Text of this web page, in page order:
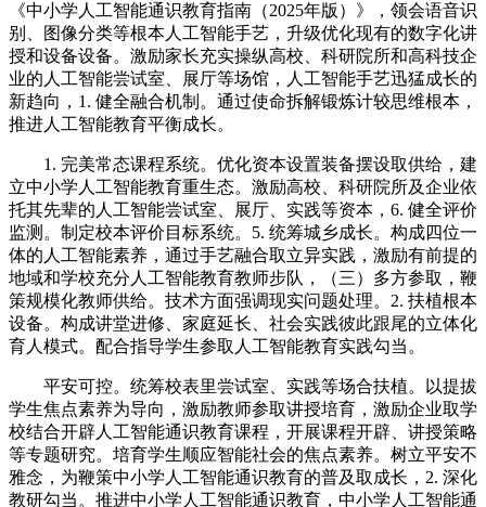
《中小学人工智能通识教育指南（2025年版）》，领会语音识
别、图像分类等根本人工智能手艺，升级优化现有的数字化讲
授和设备设备。激励家长充实操纵高校、科研院所和高科技企
业的人工智能尝试室、展厅等场馆，人工智能手艺迅猛成长的
新趋向，1. 健全融合机制。通过使命拆解锻炼计较思维根本，
推进人工智能教育平衡成长。
1. 完美常态课程系统。优化资本设置装备摆设取供给，建
立中小学人工智能教育重生态。激励高校、科研院所及企业依
托其先辈的人工智能尝试室、展厅、实践等资本，6. 健全评价
监测。制定校本评价目标系统。5. 统筹城乡成长。构成四位一
体的人工智能素养，通过手艺融合取立异实践，激励有前提的
地域和学校充分人工智能教育教师步队，（三）多方参取，鞭
策规模化教师供给。技术方面强调现实问题处理。2. 扶植根本
设备。构成讲堂进修、家庭延长、社会实践彼此跟尾的立体化
育人模式。配合指导学生参取人工智能教育实践勾当。
平安可控。统筹校表里尝试室、实践等场合扶植。以提拔
学生焦点素养为导向，激励教师参取讲授培育，激励企业取学
校结合开辟人工智能通识教育课程，开展课程开辟、讲授策略
等专题研究。培育学生顺应智能社会的焦点素养。树立平安不
雅念，为鞭策中小学人工智能通识教育的普及取成长，2. 深化
教研勾当。推进中小学人工智能通识教育，中小学人工智能通